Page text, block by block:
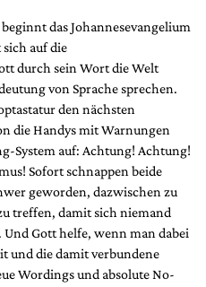
das Johannesevangelium
auf die
durch sein Wort die Welt
von Sprache sprechen.
den nächsten
die Handys mit Warnungen
System auf: Achtung! Achtung!
Sofort schnappen beide
geworden, dazwischen zu
treffen, damit sich niemand
Gott helfe, wenn man dabei
und die damit verbundene
Wordings und absolute No-